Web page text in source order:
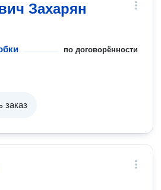
Захарян
по договорённости
заказ